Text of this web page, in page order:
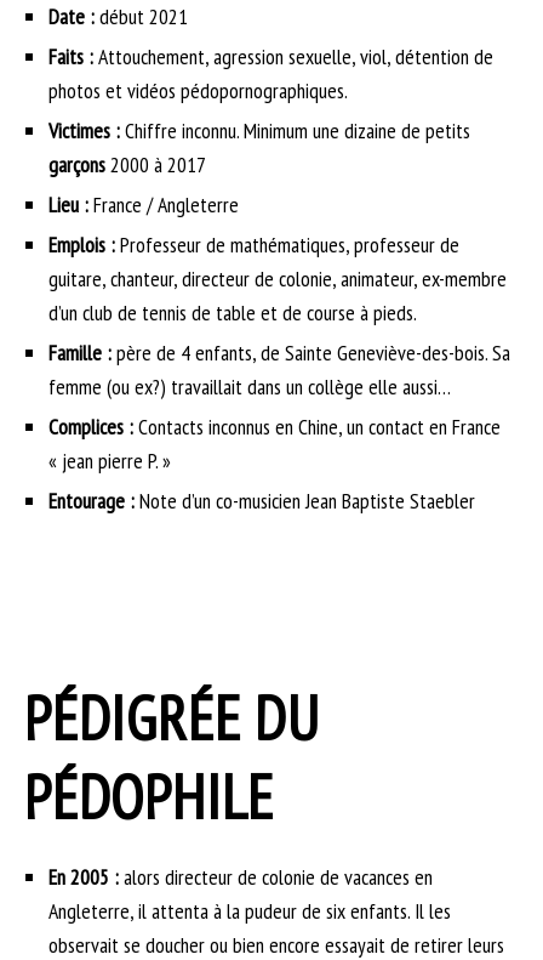
Date :début 2021
Faits :Attouchement, agression sexuelle, viol, détention de
photos et vidéos pédopornographiques.
Victimes :Chiffre inconnu. Minimum une dizaine de petits
garçons 2000 à 2017
Lieu :France / Angleterre
Emplois :Professeur de mathématiques, professeur de
guitare, chanteur, directeur de colonie, animateur, ex-membre
d’un club de tennis de table et de course à pieds.
Famille :père de 4 enfants, de Sainte Geneviève-des-bois. Sa
femme (ou ex?) travaillait dans un collège elle aussi…
Complices :Contacts inconnus en Chine, un contact en France
« jean pierre P. »
Entourage :Note d’un co-musicien Jean Baptiste Staebler
PÉDIGRÉE DU
PÉDOPHILE
En 2005 :alors directeur de colonie de vacances en
Angleterre, il attenta à la pudeur de six enfants. Il les
observait se doucher ou bien encore essayait de retirer leurs